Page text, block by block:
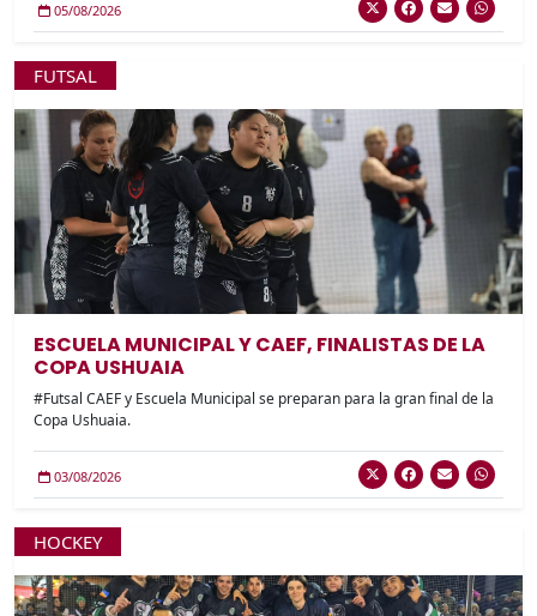
05/08/2026
FUTSAL
ESCUELA MUNICIPAL Y CAEF, FINALISTAS DE LA
COPA USHUAIA
#Futsal CAEF y Escuela Municipal se preparan para la gran final de la
Copa Ushuaia.
03/08/2026
HOCKEY